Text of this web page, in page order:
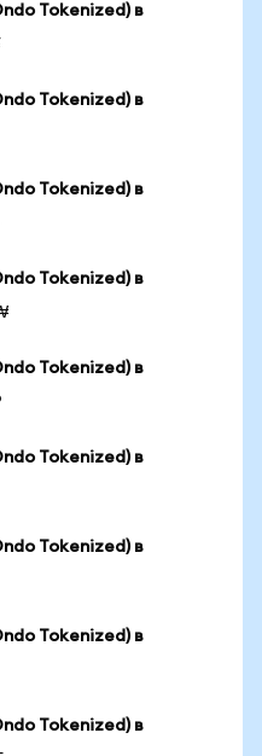
Tokenized) в
Tokenized) в
Tokenized) в
Tokenized) в
Tokenized) в
Tokenized) в
Tokenized) в
Tokenized) в
Tokenized) в